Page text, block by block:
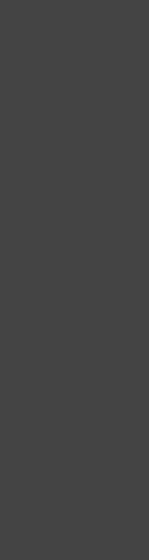
стран
в Беларуси
здоровее
она
с ней
не пила две
русло.
у нас
трясутся
Когда
сидит
поле стояла